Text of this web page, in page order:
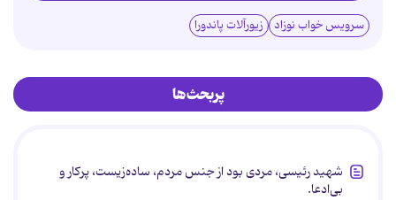
سرویس خواب نوزاد زیورآلات پاندورا
پربحث‌ها
شهید رئیسی، مردی بود از جنس مردم، ساده‌زیست، پرکار و
بی‌ادعا.